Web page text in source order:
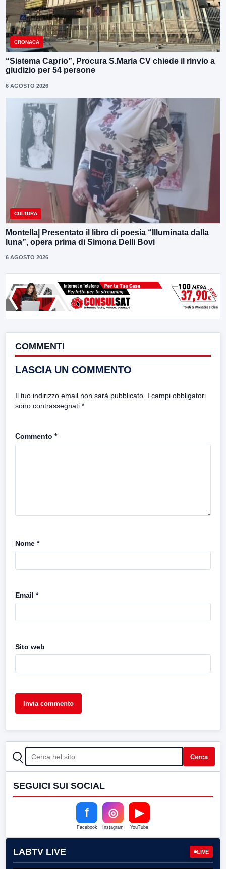
CRONACA
“Sistema Caprio”, Procura S.Maria CV chiede il rinvio a
giudizio per 54 persone
6 AGOSTO 2026
CULTURA
Montella| Presentato il libro di poesia “Illuminata dalla
luna”, opera prima di Simona Delli Bovi
6 AGOSTO 2026
COMMENTI
LASCIA UN COMMENTO
Il tuo indirizzo email non sarà pubblicato. I campi obbligatori
sono contrassegnati *
Commento *
Nome *
Email *
Sito web
CERCA Cerca
SEGUICI SUI SOCIAL
f
Facebook
◎
Instagram
▶
YouTube
LABTV LIVE LIVE